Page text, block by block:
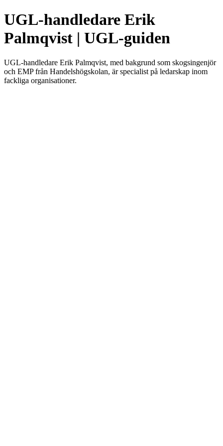
UGL-handledare Erik
Palmqvist | UGL-guiden
UGL-handledare Erik Palmqvist, med bakgrund som skogsingenjör
och EMP från Handelshögskolan, är specialist på ledarskap inom
fackliga organisationer.